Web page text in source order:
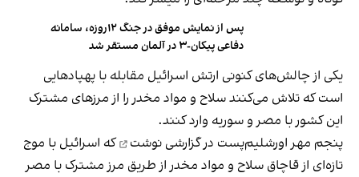
پس از نمایش موفق در جنگ ۱۲روزه، سامانه
دفاعی پیکان-۳ در آلمان مستقر شد
یکی از چالش‌های کنونی ارتش اسرائیل مقابله با پهپادهایی
است که تلاش می‌کنند سلاح و مواد مخدر را از مرزهای مشترک
این کشور با مصر و سوریه وارد کنند.
پنجم مهر اورشلیم‌پست در گزارشی نوشت
که اسرائیل با موج
تازه‌ای از قاچاق سلاح و مواد مخدر از طریق مرز مشترک با مصر